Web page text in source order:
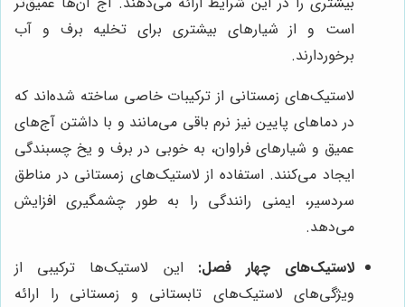
است و از شیارهای بیشتری برای تخلیه برف و آب
برخوردارند.
لاستیک‌های زمستانی از ترکیبات خاصی ساخته شده‌اند که
در دماهای پایین نیز نرم باقی می‌مانند و با داشتن آج‌های
عمیق و شیارهای فراوان، به خوبی در برف و یخ چسبندگی
ایجاد می‌کنند. استفاده از لاستیک‌های زمستانی در مناطق
سردسیر، ایمنی رانندگی را به طور چشمگیری افزایش
می‌دهد.
لاستیک‌های چهار فصل: این لاستیک‌ها ترکیبی از
ویژگی‌های لاستیک‌های تابستانی و زمستانی را ارائه